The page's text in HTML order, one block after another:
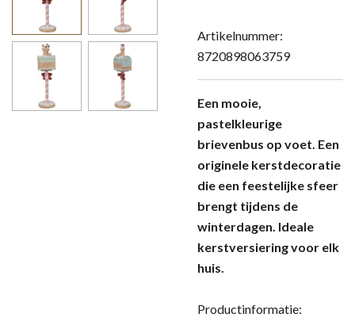
Artikelnummer:
8720898063759
Een mooie,
pastelkleurige
brievenbus op voet. Een
originele kerstdecoratie
die een feestelijke sfeer
brengt tijdens de
winterdagen. Ideale
kerstversiering voor elk
huis.
Productinformatie: